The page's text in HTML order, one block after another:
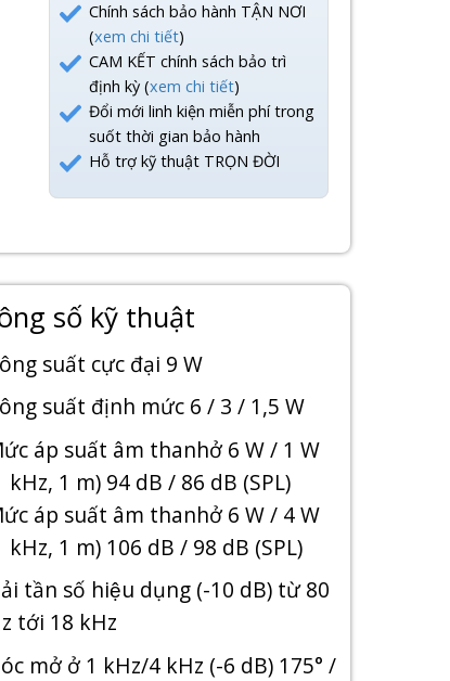
Chính sách bảo hành TẬN NƠI
(xem chi tiết)
CAM KẾT chính sách bảo trì
định kỳ (xem chi tiết)
Đổi mới linh kiện miễn phí trong
suốt thời gian bảo hành
Hỗ trợ kỹ thuật TRỌN ĐỜI
số kỹ thuật
suất cực đại 9 W
suất định mức 6 / 3 / 1,5 W
áp suất âm thanhở 6 W / 1 W
kHz, 1 m) 94 dB / 86 dB (SPL)
áp suất âm thanhở 6 W / 4 W
kHz, 1 m) 106 dB / 98 dB (SPL)
tần số hiệu dụng (-10 dB) từ 80
tới 18 kHz
mở ở 1 kHz/4 kHz (-6 dB) 175° /